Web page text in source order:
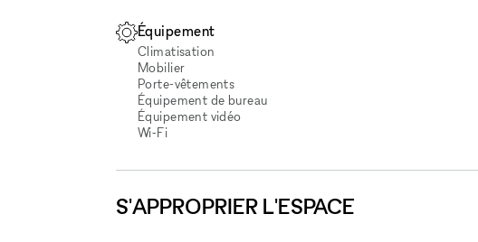
Équipement
Climatisation
Mobilier
Porte-vêtements
Équipement de bureau
Équipement vidéo
Wi‑Fi
S'APPROPRIER L'ESPACE